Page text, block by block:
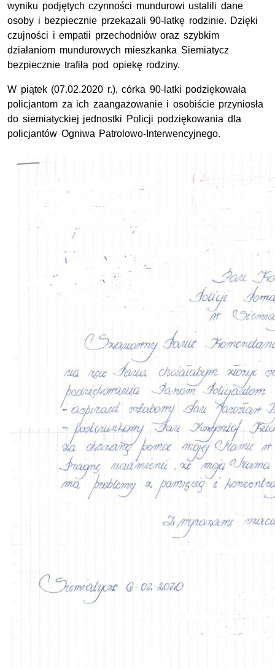
wyniku podjętych czynności mundurowi ustalili dane
osoby i bezpiecznie przekazali 90-latkę rodzinie. Dzięki
czujności i empatii przechodniów oraz szybkim
działaniom mundurowych mieszkanka Siemiatycz
bezpiecznie trafiła pod opiekę rodziny.
W piątek (07.02.2020 r.), córka 90-latki podziękowała
policjantom za ich zaangażowanie i osobiście przyniosła
do siemiatyckiej jednostki Policji podziękowania dla
policjantów Ogniwa Patrolowo-Interwencyjnego.